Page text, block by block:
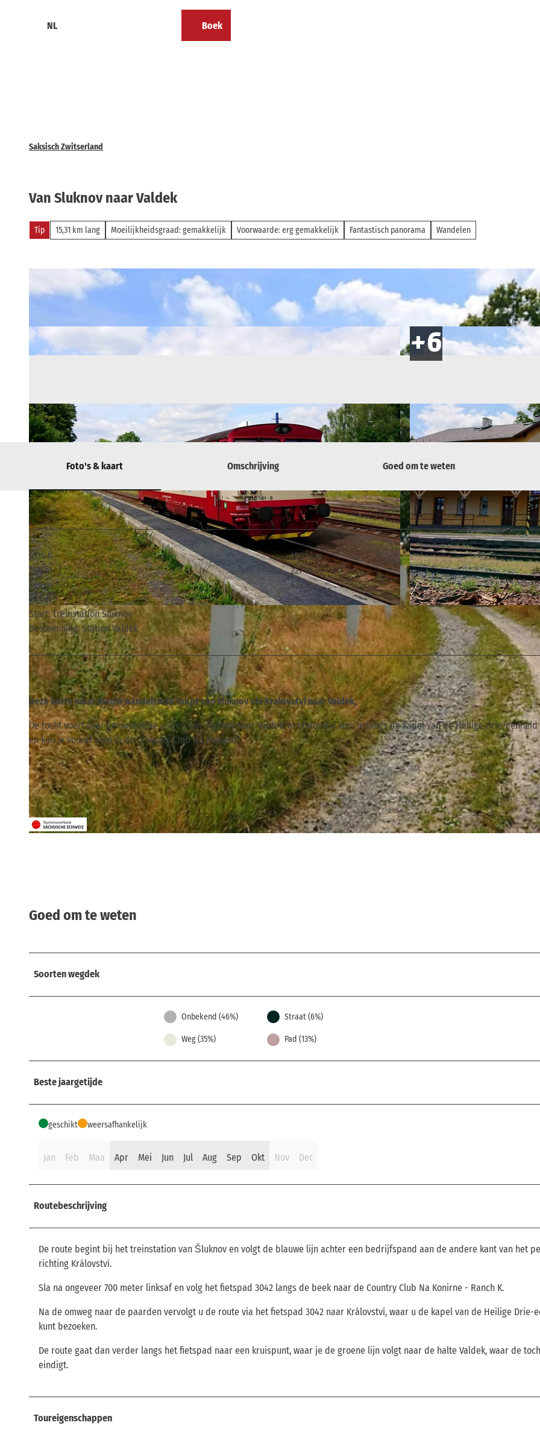
NL Boek
Saksisch Zwitserland
Van Sluknov naar Valdek
Tip 15,31 km lang Moeilijkheidsgraad: gemakkelijk Voorwaarde: erg gemakkelijk Fantastisch panorama Wandelen
© ELBSANDSTEINGUIDES Sächsische Schweiz, Tourismusverband Sächsische Schweiz © ELBSANDSTEINGUIDES Sächsische Schweiz,
Foto's & kaart Omschrijving Goed om te weten
4:04 h
15,31 km
259 m
227 m
336 m
479 m
143 m
Start: Treinstation Sluknov
Bestemming: Station Valdek
Deze korte maar mooie wandeltocht loopt van Sluknov via Kralovstvi naar Valdek,
De tocht voert over gemakkelijke paden van Sluknov naar Valdek. In Kralovstvi kom je langs de kapel van de Heilige Drie-eenheid
en kun je vooraf eten in de "Country Club Na Konirne".
Goed om te weten
Soorten wegdek
Onbekend (46%) Straat (6%)
Weg (35%) Pad (13%)
Beste jaargetijde
geschikt weersafhankelijk
Jan Feb Maa Apr Mei Jun Jul Aug Sep Okt Nov Dec
Routebeschrijving
De route begint bij het treinstation van Šluknov en volgt de blauwe lijn achter een bedrijfspand aan de andere kant van het
richting Království.
Sla na ongeveer 700 meter linksaf en volg het fietspad 3042 langs de beek naar de Country Club Na Konirne - Ranch K.
Na de omweg naar de paarden vervolgt u de route via het fietspad 3042 naar Království, waar u de kapel van de Heilige Drie-
kunt bezoeken.
De route gaat dan verder langs het fietspad naar een kruispunt, waar je de groene lijn volgt naar de halte Valdek, waar de
eindigt.
Toureigenschappen